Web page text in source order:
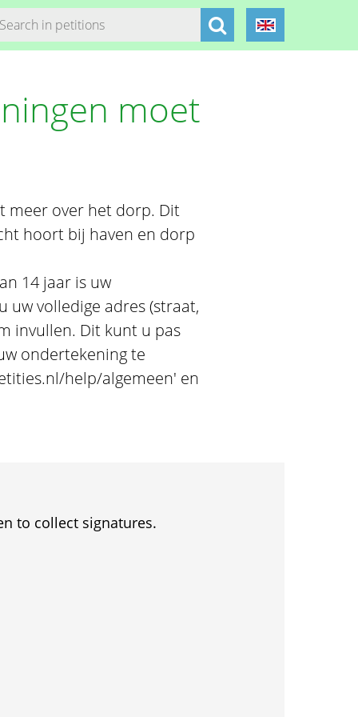
moet
meer over het dorp. Dit
hoort bij haven en dorp
14 jaar is uw
uw volledige adres (straat,
invullen. Dit kunt u pas
ondertekening te
help/algemeen' en
to collect signatures.